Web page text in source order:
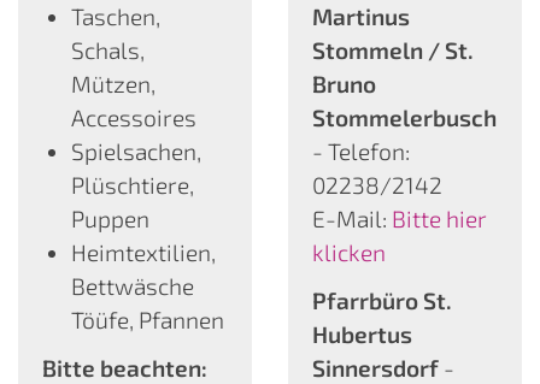
Taschen,
Schals,
Mützen,
Accessoires
Spielsachen,
Plüschtiere,
Puppen
Heimtextilien,
Bettwäsche
Töüfe, Pfannen
Bitte beachten:
Martinus
Stommeln / St.
Bruno
Stommelerbusch
- Telefon:
02238/2142
E-Mail: Bitte hier
klicken
Pfarrbüro St.
Hubertus
Sinnersdorf -